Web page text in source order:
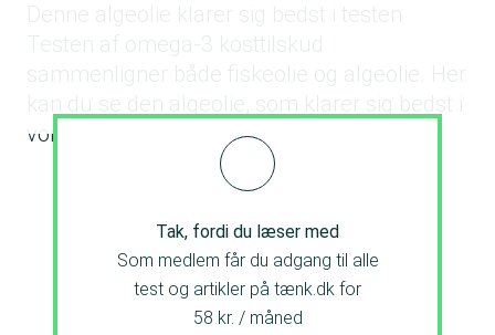
Testen af omega-3 kosttilskud
sammenligner både fiskeolie og algeolie. Her
kan du se den algeolie, som klarer sig bedst i
vores test.
Tak, fordi du læser med
Som medlem får du adgang til alle
test og artikler på tænk.dk for
58 kr. / måned